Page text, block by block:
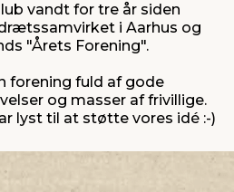
vandt for tre år siden
i Aarhus og
"Årets Forening".
forening fuld af gode
og masser af frivillige.
lyst til at støtte vores idé :-)